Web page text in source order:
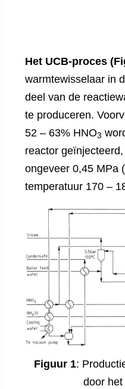
Het UCB-proces
warmtewisselaar in
deel van de
te produceren.
52 – 63% HNO3
reactor
ongeveer 0,45 MPa
temperatuur 170 –
Figuur 1:
door